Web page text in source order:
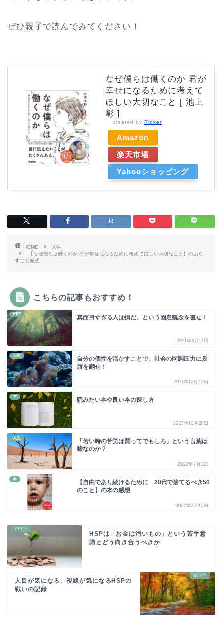
ぜひ親子で読んでみてください！
なぜ僕らは働くのか 君が
幸せになるために考えて
ほしい大切なこと [ 池上
彰 ]
created by Rinker
Amazon
楽天市場
Yahooショッピング
HOME
人生
【なぜ僕らは働くのか-君が幸せになるために考えてほしい大切なこと】のあら
すじと感想
こちらの記事もおすすめ！
HSP
真面目すぎる人は損だ、という固定観念を覆せ！
2021年6月13日
人生
自分の個性を活かすことで、社会の同調圧力に反
旗を翻せ！
2021年12月30日
本 読みたい本や良い本の探し方
2023年10月28日
人生
「若い時の苦労は買ってでもしろ」という言葉は
嘘なのか？
2022年7月2日
本
【自由であり続けるために 20代で捨てるべき50
のこと】の本の感想
2022年3月10日
HSPは「お金は汚いもの」という苦手意
識とどう向き合うべきか
人目が気になる、視線が気になるHSPの
戦いの記録